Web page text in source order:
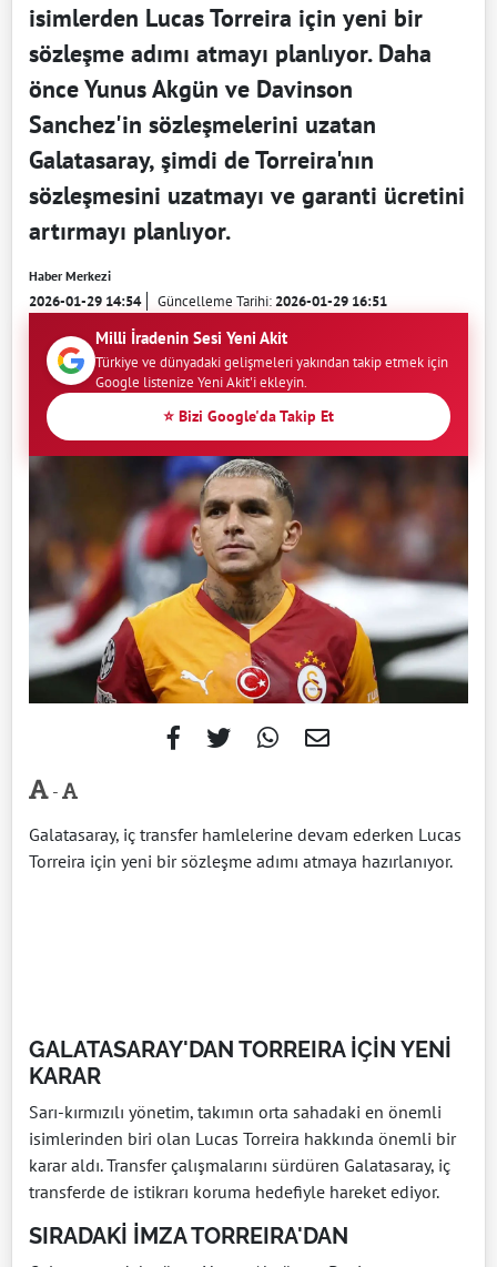
isimlerden Lucas Torreira için yeni bir
sözleşme adımı atmayı planlıyor. Daha
önce Yunus Akgün ve Davinson
Sanchez'in sözleşmelerini uzatan
Galatasaray, şimdi de Torreira'nın
sözleşmesini uzatmayı ve garanti ücretini
artırmayı planlıyor.
Haber Merkezi
2026-01-29 14:54 Güncelleme Tarihi:2026-01-29 16:51
Milli İradenin Sesi Yeni Akit
Türkiye ve dünyadaki gelişmeleri yakından takip etmek için
Google listenize Yeni Akit'i ekleyin.
⭐ Bizi Google'da Takip Et
-
Galatasaray, iç transfer hamlelerine devam ederken Lucas
Torreira için yeni bir sözleşme adımı atmaya hazırlanıyor.
GALATASARAY'DAN TORREIRA İÇİN YENİ
KARAR
Sarı-kırmızılı yönetim, takımın orta sahadaki en önemli
isimlerinden biri olan Lucas Torreira hakkında önemli bir
karar aldı. Transfer çalışmalarını sürdüren Galatasaray, iç
transferde de istikrarı koruma hedefiyle hareket ediyor.
SIRADAKİ İMZA TORREIRA'DAN